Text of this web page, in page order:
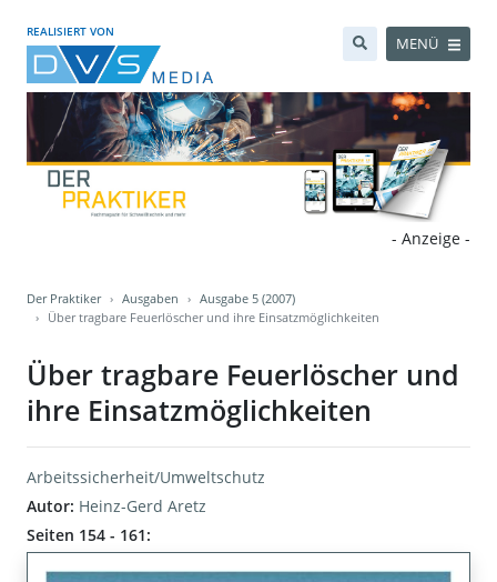
REALISIERT VON
MENÜ
- Anzeige -
Der Praktiker Ausgaben
Ausgabe 5 (2007)
Über tragbare Feuerlöscher und ihre Einsatzmöglichkeiten
Über tragbare Feuerlöscher und
ihre Einsatzmöglichkeiten
Arbeitssicherheit/Umweltschutz
Autor: Heinz-Gerd Aretz
Seiten 154 - 161: